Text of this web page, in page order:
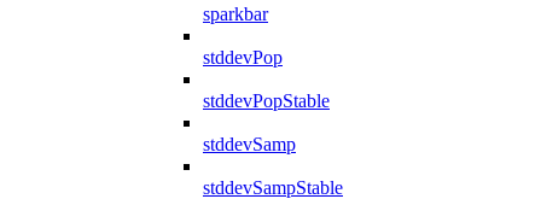
sparkbar
stddevPop
stddevPopStable
stddevSamp
stddevSampStable